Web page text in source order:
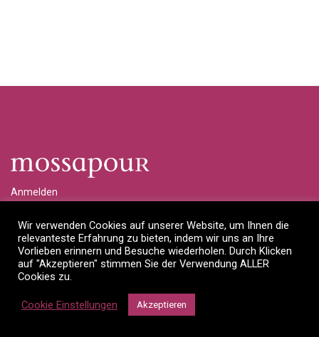
Anmelden
Impressum
Datenschutzerklärung
Mossapour Interior Designs OHG
Wir verwenden Cookies auf unserer Website, um Ihnen die
relevanteste Erfahrung zu bieten, indem wir uns an Ihre
Vorlieben erinnern und Besuche wiederholen. Durch Klicken
auf "Akzeptieren" stimmen Sie der Verwendung ALLER
Cookies zu.
Cookie Einstellungen Akzeptieren